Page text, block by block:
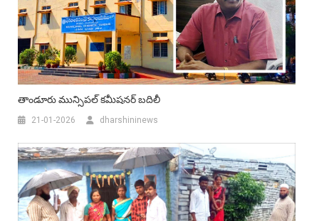
తాండూరు మున్సిపల్ కమీషనర్ బదిలీ
21-01-2026 dharshininews